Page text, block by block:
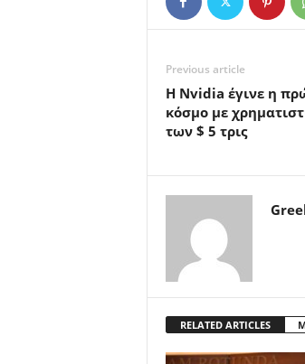
Previous article
Η Nvidia έγινε η
κόσμο με
των $ 5 τρις
RELATED ARTICLES